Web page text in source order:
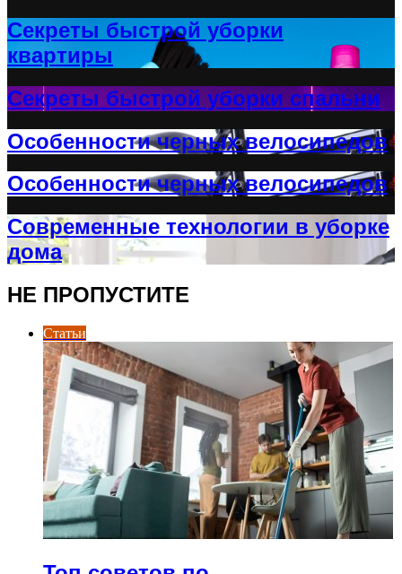
Секреты быстрой уборки
квартиры
Секреты быстрой уборки спальни
Особенности черных велосипедов
Особенности черных велосипедов
Современные технологии в уборке
дома
НЕ ПРОПУСТИТЕ
Статьи